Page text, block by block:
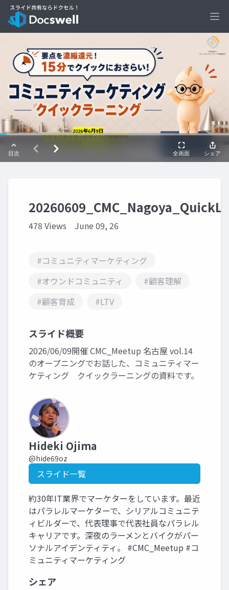
478 Views June 09, 26
#コミュニティマーケティング
#オウンドコミュニティ
#顧客理解
#顧客育成
#LTV
スライド概要
2026/06/09開催 CMC_Meetup 名古屋 vol.14
のオープニングでお話した、コミュニティマー
ケティング クイックラーニングの資料です。
Hideki Ojima
@hide69oz
スライド一覧
約30年IT業界でマーケターをしています。最近
はパラレルマーケターで、シリアルコミュニテ
ィビルダーで、代表理事で代表社員なパラレル
キャリアです。深夜のラーメンとバイクがパー
ソナルアイデンティティ。 #CMC_Meetup #コ
ミュニティマーケティング
シェア